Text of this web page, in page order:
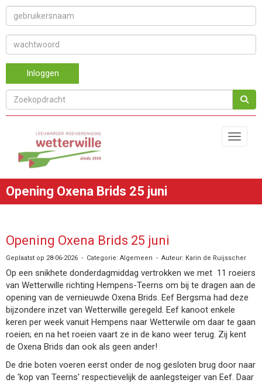
Inloggen
Opening Oxena Brids 25 juni
Opening Oxena Brids 25 juni
Geplaatst op 28-06-2026 - Categorie: Algemeen - Auteur: Karin de Ruijsscher
Op een snikhete donderdagmiddag vertrokken we met 11 roeiers
van Wetterwille richting Hempens-Teerns om bij te dragen aan de
opening van de vernieuwde Oxena Brids. Eef Bergsma had deze
bijzondere inzet van Wetterwille geregeld. Eef kanoot enkele
keren per week vanuit Hempens naar Wetterwile om daar te gaan
roeien; en na het roeien vaart ze in de kano weer terug. Zij kent
de Oxena Brids dan ook als geen ander!
De drie boten voeren eerst onder de nog gesloten brug door naar
de 'kop van Teerns' respectievelijk de aanlegsteiger van Eef. Daar